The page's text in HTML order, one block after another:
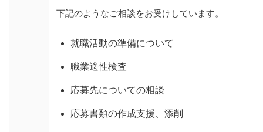
下記のようなご相談をお受けしています。
就職活動の準備について
職業適性検査
応募先についての相談
応募書類の作成支援、添削